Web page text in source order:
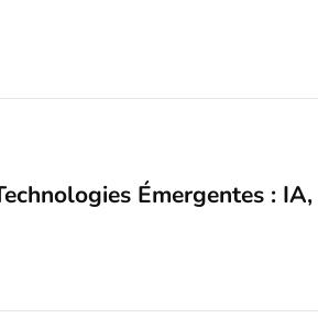
Émergentes :